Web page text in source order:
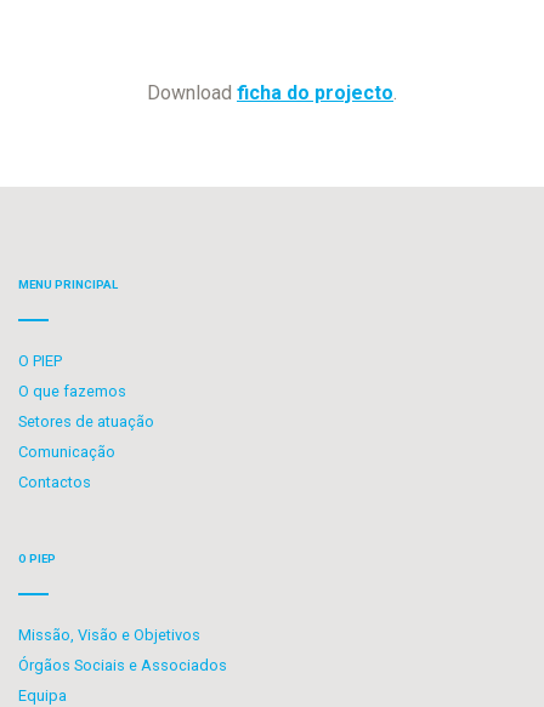
Download ficha do projecto.
MENU PRINCIPAL
O PIEP
O que fazemos
Setores de atuação
Comunicação
Contactos
O PIEP
Missão, Visão e Objetivos
Órgãos Sociais e Associados
Equipa